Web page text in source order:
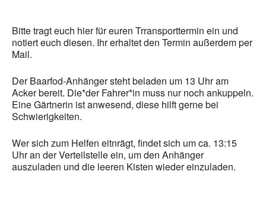
Bitte tragt euch hier für euren Trransporttermin ein und
notiert euch diesen. Ihr erhaltet den Termin außerdem per
Mail.
Der Baarfod-Anhänger steht beladen um 13 Uhr am
Acker bereit. Die*der Fahrer*in muss nur noch ankuppeln.
Eine Gärtnerin ist anwesend, diese hilft gerne bei
Schwierigkeiten.
Wer sich zum Helfen eitnrägt, findet sich um ca. 13:15
Uhr an der Verteilstelle ein, um den Anhänger
auszuladen und die leeren Kisten wieder einzuladen.